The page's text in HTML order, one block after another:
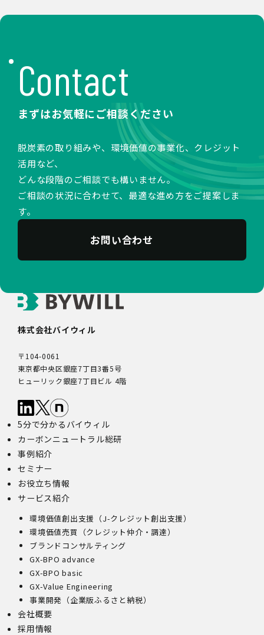
Contact
まずはお気軽にご相談ください
脱炭素の取り組みや、環境価値の事業化、クレジット
活用など、
どんな段階のご相談でも構いません。
ご相談の状況に合わせて、最適な進め方をご提案しま
す。
お問い合わせ
株式会社バイウィル
〒104-0061
東京都中央区銀座7丁目3番5号
ヒューリック銀座7丁目ビル 4階
5分で分かるバイウィル
カーボンニュートラル総研
事例紹介
セミナー
お役立ち情報
サービス紹介
環境価値創出支援（J-クレジット創出支援）
環境価値売買（クレジット仲介・調達）
ブランドコンサルティング
GX-BPO advance
GX-BPO basic
GX-Value Engineering
事業開発（企業版ふるさと納税）
会社概要
採用情報